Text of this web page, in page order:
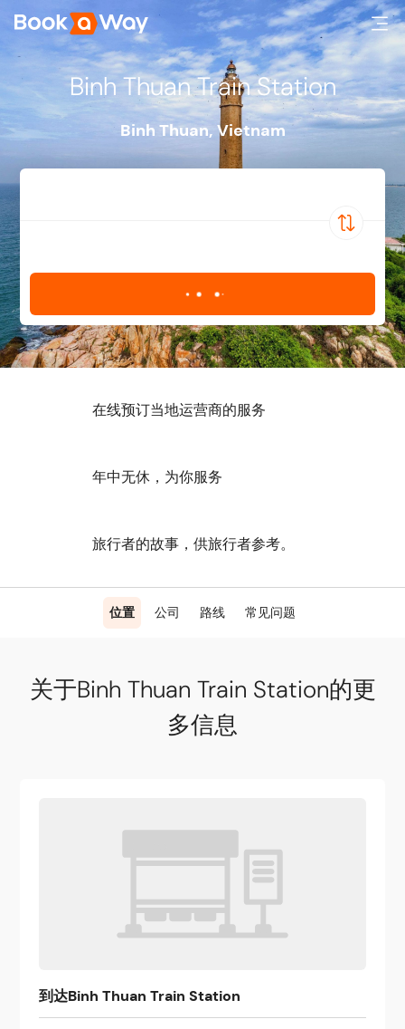
Binh Thuan Train Station
Binh Thuan, Vietnam
位置 公司 路线 常见问题
在线预订当地运营商的服务
年中无休，为你服务
旅行者的故事，供旅行者参考。
关于Binh Thuan Train Station的更
多信息
到达Binh Thuan Train Station